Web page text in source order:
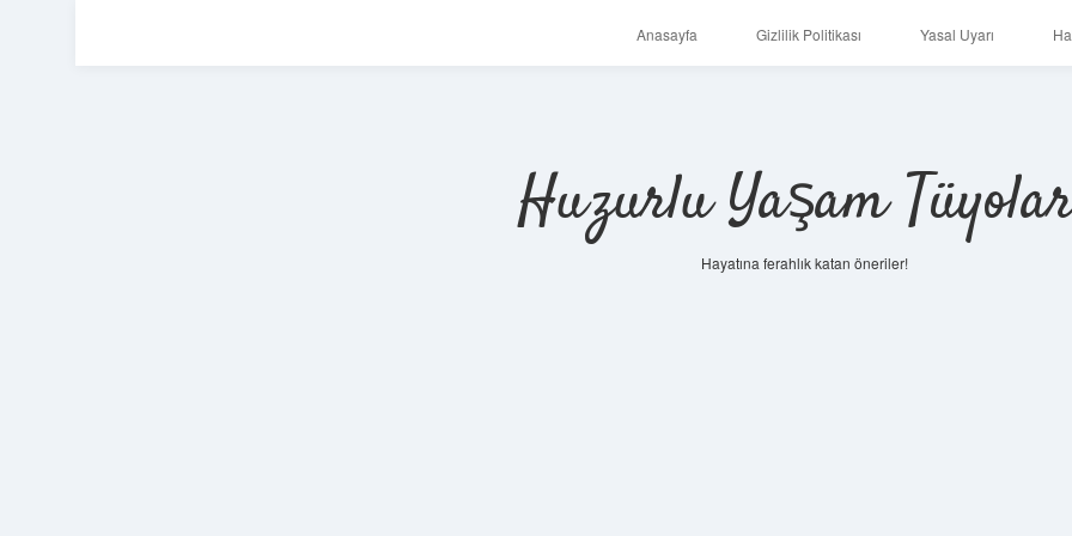
Anasayfa Gizlilik Politikası Yasal Uyarı
Huzurlu Yaşam
Hayatına ferahlık katan öneriler!